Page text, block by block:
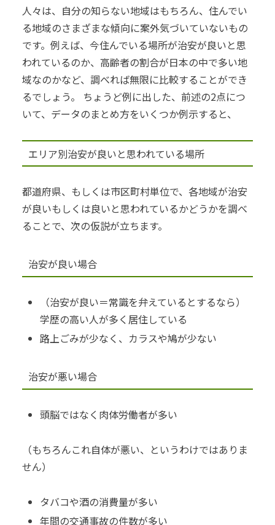
人々は、自分の知らない地域はもちろん、住んでい
る地域のさまざまな傾向に案外気づいていないもの
です。 例えば、今住んでいる場所が治安が良いと思
われているのか、高齢者の割合が日本の中で多い地
域なのかなど、調べれば無限に比較することができ
るでしょう。
ちょうど例に出した、前述の2点につ
いて、データのまとめ方をいくつか例示すると、
エリア別治安が良いと思われている場所
都道府県、もしくは市区町村単位で、各地域が治安
が良いもしくは良いと思われているかどうかを調べ
ることで、次の仮説が立ちます。
治安が良い場合
（治安が良い＝常識を弁えているとするなら）
学歴の高い人が多く居住している
路上ごみが少なく、カラスや鳩が少ない
治安が悪い場合
頭脳ではなく肉体労働者が多い
（もちろんこれ自体が悪い、というわけではありま
せん）
タバコや酒の消費量が多い
年間の交通事故の件数が多い